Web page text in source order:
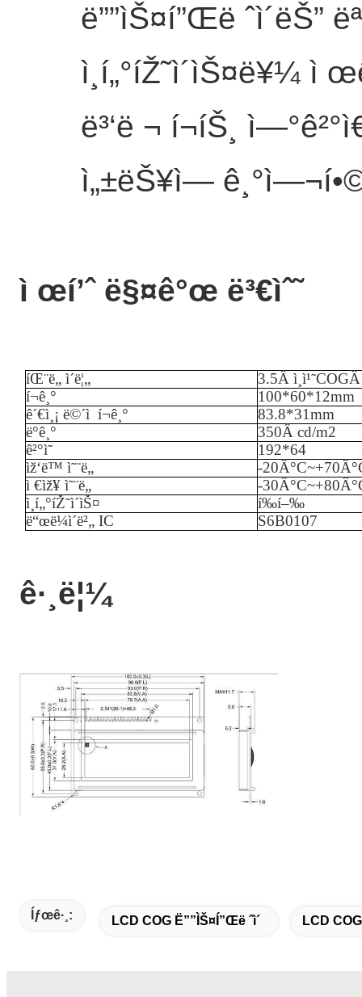
ë””ìŠ¤í”Œë ˆì´ëŠ”
ì¸í„°íŽ˜ì´ìŠ¤ë¥¼ ì
ë³‘ë ¬ í¬íŠ¸
ì„±ëŠ¥ì—
ì œí’ˆ ë§¤ê°œ ë³€ìˆ˜
íŒ¨ë„ ì´ë¦„ 3.5Âì¸ì¹˜COG
í¬ê¸°
100*60*12mm
ê´€ì¸¡ ë©´ì  í¬ê¸°
83.8*31mm
ë°ê¸°
350Âcd/m2
ê²°ì˜
192*64
ìž‘ë™ ì˜¨ë„
-20Â°C~+70
ì €ìž¥ ì˜¨ë„
-30Â°C~+80
ì¸í„°íŽ˜ì´ìŠ¤
í‰í–‰
ë“œë¼ì´ë²„ IC
S6B0107
ê·¸ë¦¼
Íƒœê·¸: LCD COG Ë””ìŠ¤í”Œë ˆì´ LCD COG